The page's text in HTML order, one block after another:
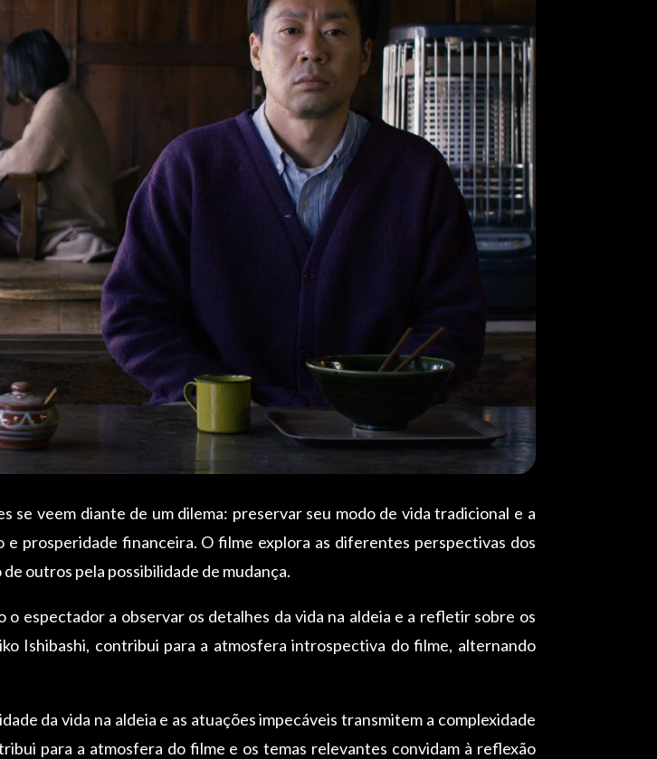
veem diante de um dilema: preservar seu modo de vida tradicional e a
prosperidade financeira. O filme explora as diferentes perspectivas dos
outros pela possibilidade de mudança.
espectador a observar os detalhes da vida na aldeia e a refletir sobre os
Ishibashi, contribui para a atmosfera introspectiva do filme, alternando
da vida na aldeia e as atuações impecáveis transmitem a complexidade
para a atmosfera do filme e os temas relevantes convidam à reflexão